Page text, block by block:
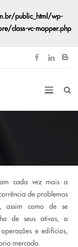
public_html/wp-
class-vc-mapper.php
cada vez mais a
de problemas
assim como de se
de seus ativos, a
e edifícios,
mercado.